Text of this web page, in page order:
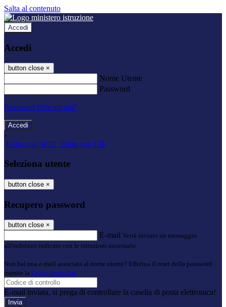
Salta al contenuto
Accedi
Accedi
button close ×
Nome Utente
Password
Password dimenticata?
-
Entra con SPID Entra con CIE
Seleziona utente
button close ×
Recupero password
button close ×
E-mail Verrà inviato un messaggio
all'indirizzo indicato con le istruzioni necessarie.
Non hai una e-mail associata al nome utente? Effettua il reset della password
tramite la Login Spaggiari
E-mail inviata, si prega di controllare la casella di posta elettronica!